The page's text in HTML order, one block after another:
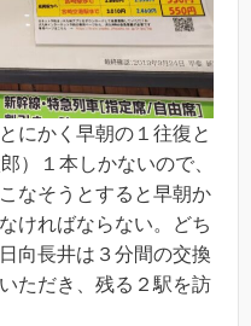
にかく早朝の１往復と
）１本しかないので、
なそうとすると早朝か
ければならない。どち
向長井は３分間の交換
ただき、残る２駅を訪